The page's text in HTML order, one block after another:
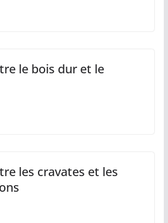
le bois dur et le
les cravates et les